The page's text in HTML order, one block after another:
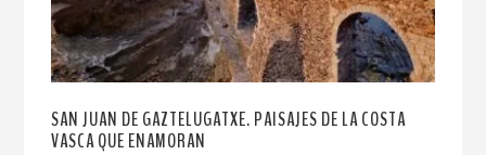
SAN JUAN DE GAZTELUGATXE. PAISAJES DE LA COSTA
VASCA QUE ENAMORAN